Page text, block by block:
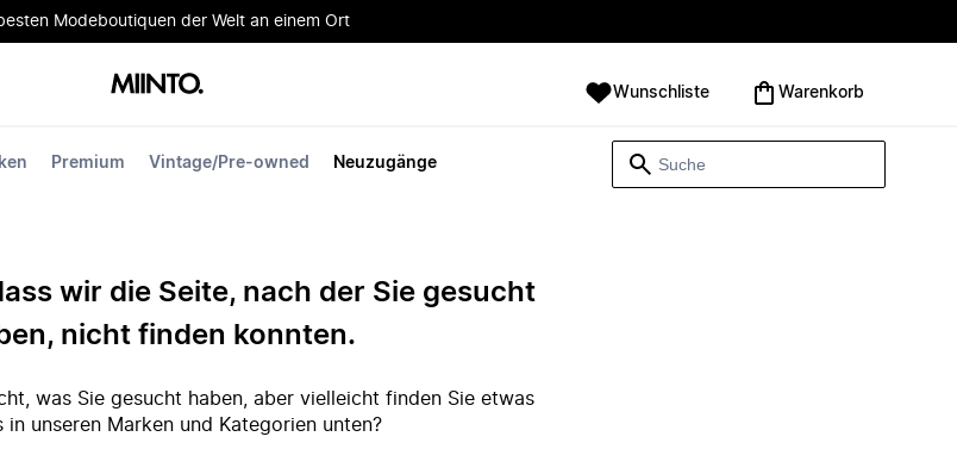
Modeboutiquen der Welt an einem Ort
Premium Vintage/Pre-owned Neuzugänge
Wunschliste Warenkorb
wir die Seite, nach der Sie gesucht
nicht finden konnten.
was Sie gesucht haben, aber vielleicht finden Sie etwas
in unseren Marken und Kategorien unten?